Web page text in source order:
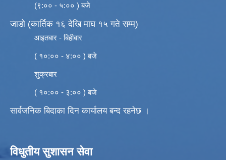
(९:०० - ५:०० ) बजे
जाडो (कार्तिक १६ देखि माघ १५ गते सम्म)
आइतबार - बिहीबार
( १०:०० - ४:०० ) बजे
शुक्रबार
( १०:०० - ३:०० ) बजे
सार्वजनिक बिदाका दिन कार्यालय बन्द रहनेछ ।
विधुतीय सुशासन सेवा